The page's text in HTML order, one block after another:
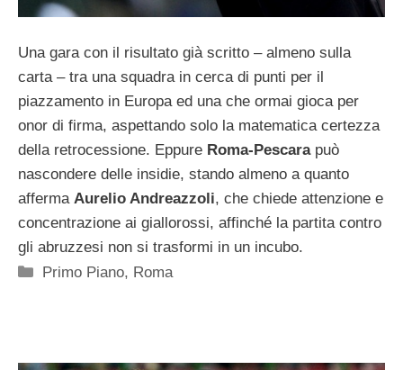
Una gara con il risultato già scritto – almeno sulla
carta – tra una squadra in cerca di punti per il
piazzamento in Europa ed una che ormai gioca per
onor di firma, aspettando solo la matematica certezza
della retrocessione. Eppure Roma-Pescarapuò
nascondere delle insidie, stando almeno a quanto
afferma Aurelio Andreazzoli, che chiede attenzione e
concentrazione ai giallorossi, affinché la partita contro
gli abruzzesi non si trasformi in un incubo.
Categorie
Primo Piano, Roma